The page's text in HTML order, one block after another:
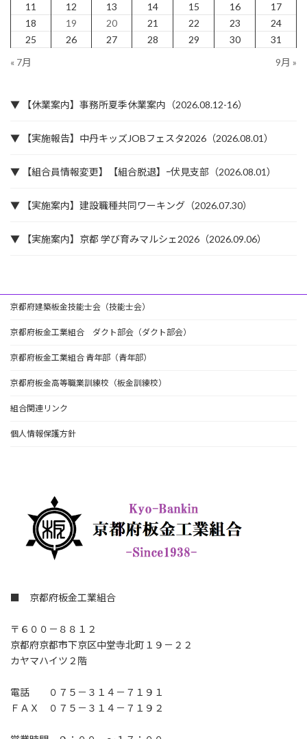
11
12 13 14 15 16
17
18
19 20 21 22 23
24
25
26 27 28 29 30
31
« 7月
9月 »
▼ 【休業案内】事務所夏季休業案内（2026.08.12-16）
▼ 【実施報告】中丹キッズJOBフェスタ2026（2026.08.01）
▼ 【組合員情報変更】【組合脱退】ｰ伏見支部（2026.08.01）
▼ 【実施案内】建設職種共同ワーキング（2026.07.30）
▼ 【実施案内】京都 学び育みマルシェ2026（2026.09.06）
京都府建築板金技能士会（技能士会）
京都府板金工業組合 ダクト部会（ダクト部会）
京都府板金工業組合 青年部（青年部）
京都府板金高等職業訓練校（板金訓練校）
組合関連リンク
個人情報保護方針
■ 京都府板金工業組合
〒６００－８８１２
京都府京都市下京区中堂寺北町１９－２２
カヤマハイツ２階
電話 ０７５－３１４－７１９１
ＦＡＸ ０７５－３１４－７１９２